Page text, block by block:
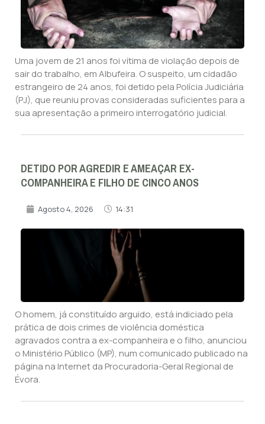
Uma jovem de 21 anos foi vítima de violação depois de
sair do trabalho, em Albufeira. O suspeito, um cidadão
estrangeiro de 24 anos, foi detido pela Polícia Judiciária
(PJ), que reuniu provas consideradas suficientes para a
sua apresentação a primeiro interrogatório judicial.
DETIDO POR AGREDIR E AMEAÇAR EX-
COMPANHEIRA E FILHO DE CINCO ANOS
Agosto 4, 2026 14:31
O homem, já constituído arguido, está indiciado pela
prática de dois crimes de violência doméstica
agravados contra a ex-companheira e o filho, anunciou
o Ministério Público (MP), num comunicado publicado na
página na Internet da Procuradoria-Geral Regional de
Évora.